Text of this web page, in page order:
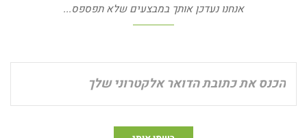
אנחנו נעדכן אותך במבצעים שלא תפספס...